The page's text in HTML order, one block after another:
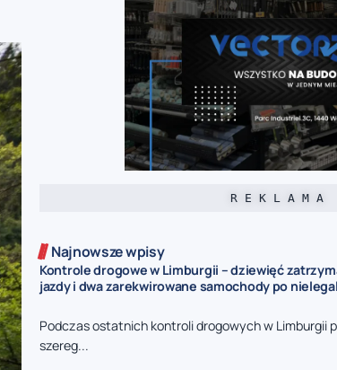
R E K L A M A
Najnowsze wpisy
Kontrole drogowe w Limburgii – dziewięć
jazdy i dwa zarekwirowane samochody po
Podczas ostatnich kontroli drogowych w Limburgii
szereg...